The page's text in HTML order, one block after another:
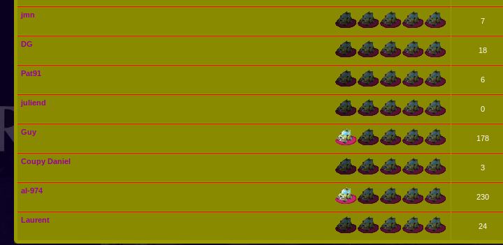
jmn
7
DG
18
Pat91
6
juliend
0
Guy
178
Coupy Daniel
3
al-974
230
Laurent
24